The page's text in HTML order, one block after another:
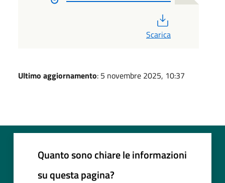
Scarica
Ultimo aggiornamento: 5 novembre 2025, 10:37
Quanto sono chiare le informazioni
su questa pagina?